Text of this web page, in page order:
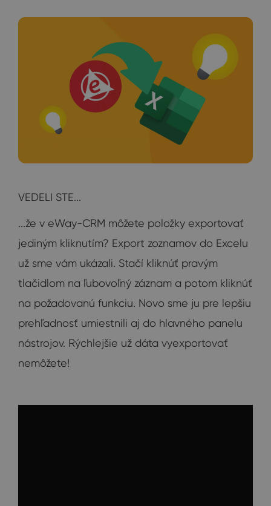
VEDELI STE...
...že v eWay-CRM môžete položky exportovať
jediným kliknutím? Export zoznamov do Excelu
už sme vám ukázali. Stačí kliknúť pravým
tlačidlom na ľubovoľný záznam a potom kliknúť
na požadovanú funkciu. Novo sme ju pre lepšiu
prehľadnosť umiestnili aj do hlavného panelu
nástrojov. Rýchlejšie už dáta vyexportovať
nemôžete!